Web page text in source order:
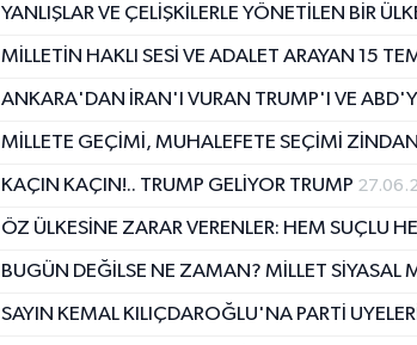
YANLIŞLAR VE ÇELİŞKİLERLE YÖNETİLEN BİR
MİLLETİN HAKLI SESİ VE ADALET ARAYAN 15
ANKARA'DAN İRAN'I VURAN TRUMP'I VE
MİLLETE GEÇİMİ, MUHALEFETE SEÇİMİ
KAÇIN KAÇIN!.. TRUMP GELİYOR TRUMP
ÖZ ÜLKESİNE ZARAR VERENLER: HEM SUÇLU
BUGÜN DEĞİLSE NE ZAMAN? MİLLET SİYASAL
SAYIN KEMAL KILIÇDAROĞLU'NA PARTİ